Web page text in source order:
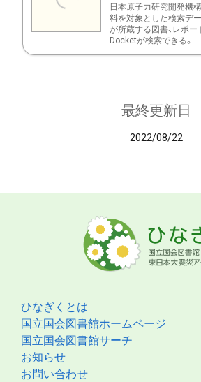
日本原子力研究開発機
料を対象とした検索デ
が所蔵する図書、レポー
Docketが検索できる。
最終更新日
2022/08/22
ひなぎくとは
国立国会図書館ホームページ
国立国会図書館サーチ
お知らせ
お問い合わせ